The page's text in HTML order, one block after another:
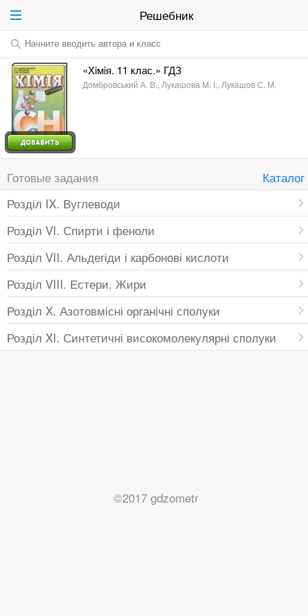
Решебник
Начните вводить автора и класс
«Хiмiя. 11 клас.» ГДЗ
Домбровський А. В., Лукашова М. I., Лукашов С. М.
Готовые задания
Каталог
Розділ IX. Вуглеводи
Розділ VI. Спирти і феноли
Розділ VII. Альдегіди і карбонові кислоти
Розділ VIII. Естери. Жири
Розділ X. Азотовмісні органічні сполуки
Розділ XI. Синтетичні високомолекулярні сполуки
©2017 gdzometr